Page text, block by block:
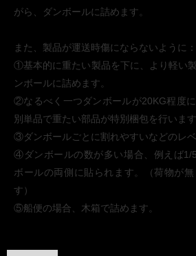
がら、ダンボールに詰めます。
また、製品が運送時傷にならないように：
①基本的に重たい製品を下に、より軽い
ンボールに詰めます。
②なるべく一つダンボールが20KG程度
別単品で重たい部品が特別梱包を行います
③ダンボールごとに割れやすいなどのレベ
④ダンボールの数が多い場合、例えば1/
ボールの両側に貼られます。（荷物が
す）
⑤船便の場合、木箱で詰めます。